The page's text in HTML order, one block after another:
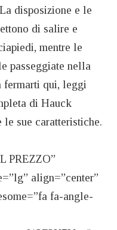
disposizione e le
di salire e
mentre le
passeggiate nella
fermarti qui, leggi
di Hauck
le sue caratteristiche.
PREZZO”
align=”center”
fa-angle-